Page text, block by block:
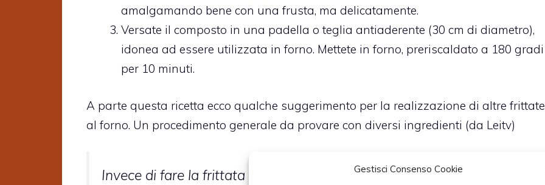
Gestisci Consenso Cookie
amalgamando bene con una frusta, ma delicatamente.
Versate il composto in una padella o teglia antiaderente (30 cm di diametro),
idonea ad essere utilizzata in forno. Mettete in forno, preriscaldato a 180 gradi
per 10 minuti.
A parte questa ricetta ecco qualche suggerimento per la realizzazione di altre frittate
al forno. Un procedimento generale da provare con diversi ingredienti (da Leitv)
Invece di fare la frittata in padella, avete mai pensato di cuocerla al